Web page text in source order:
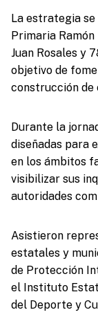
La estrategia
Primaria
Juan Rosales y
objetivo de
construcción de
Durante la
diseñadas para
en los ámbitos
visibilizar sus
autoridades
Asistieron
estatales y
de Protección
el Instituto
del Deporte y